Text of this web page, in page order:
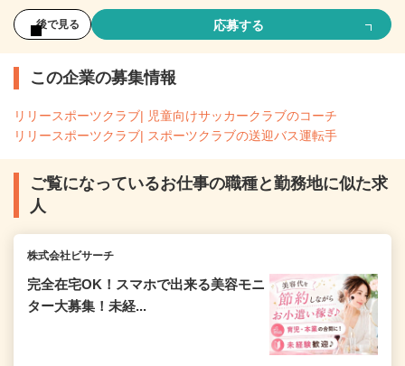
後で見る 応募する
この企業の募集情報
リリースポーツクラブ| 児童向けサッカークラブのコーチ
リリースポーツクラブ| スポーツクラブの送迎バス運転手
ご覧になっているお仕事の職種と勤務地に似た求
人
株式会社ビサーチ
完全在宅OK！スマホで出来る美容モニ
ター大募集！未経...